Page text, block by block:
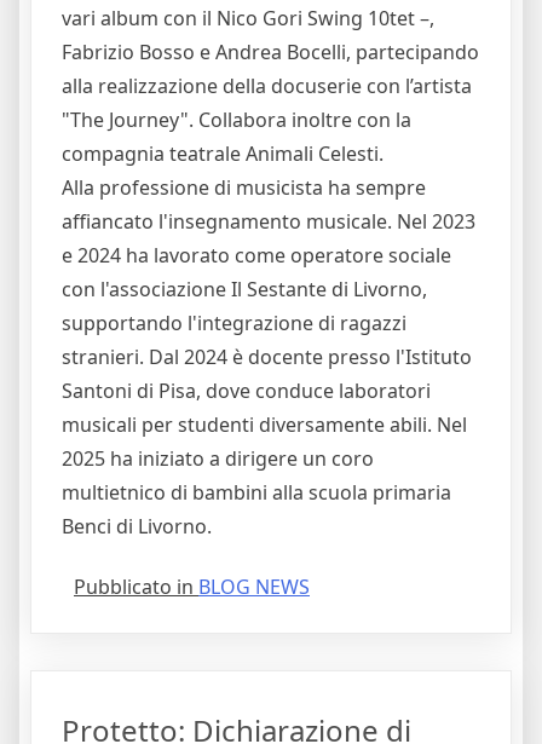
vari album con il Nico Gori Swing 10tet –,
Fabrizio Bosso e Andrea Bocelli, partecipando
alla realizzazione della docuserie con l’artista
"The Journey". Collabora inoltre con la
compagnia teatrale Animali Celesti.
Alla professione di musicista ha sempre
affiancato l'insegnamento musicale. Nel 2023
e 2024 ha lavorato come operatore sociale
con l'associazione Il Sestante di Livorno,
supportando l'integrazione di ragazzi
stranieri. Dal 2024 è docente presso l'Istituto
Santoni di Pisa, dove conduce laboratori
musicali per studenti diversamente abili. Nel
2025 ha iniziato a dirigere un coro
multietnico di bambini alla scuola primaria
Benci di Livorno.
Pubblicato in BLOG NEWS
Protetto: Dichiarazione di